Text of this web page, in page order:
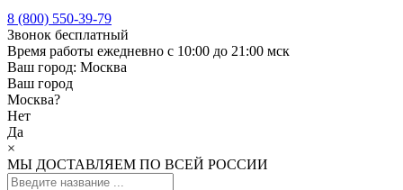
8 (800) 550-39-79
Звонок бесплатный
Время работы ежедневно с 10:00 до 21:00 мск
Ваш город: Москва
Ваш город
Москва?
Нет
Да
×
МЫ ДОСТАВЛЯЕМ ПО ВСЕЙ РОССИИ